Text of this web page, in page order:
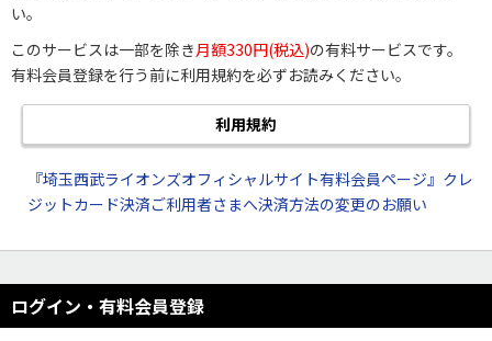
い。
このサービスは一部を除き月額330円(税込)の有料サービスです。
有料会員登録を行う前に利用規約を必ずお読みください。
利用規約
『埼玉西武ライオンズオフィシャルサイト有料会員ページ』クレ
ジットカード決済ご利用者さまへ決済方法の変更のお願い
ログイン・有料会員登録